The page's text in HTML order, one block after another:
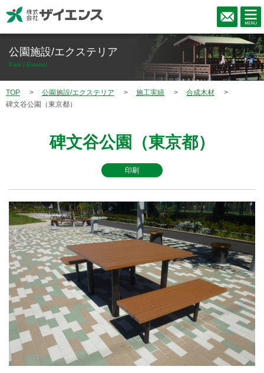
公園施設/エクステリア
Park / Exterior
TOP 公園施設/エクステリア 施工実績
合成木材
碑文谷公園（東京都）
碑文谷公園（東京都）
印刷